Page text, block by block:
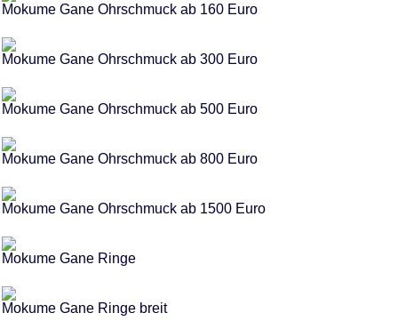
Mokume Gane Ohrschmuck ab 160 Euro
Mokume Gane Ohrschmuck ab 300 Euro
Mokume Gane Ohrschmuck ab 500 Euro
Mokume Gane Ohrschmuck ab 800 Euro
Mokume Gane Ohrschmuck ab 1500 Euro
Mokume Gane Ringe
Mokume Gane Ringe breit